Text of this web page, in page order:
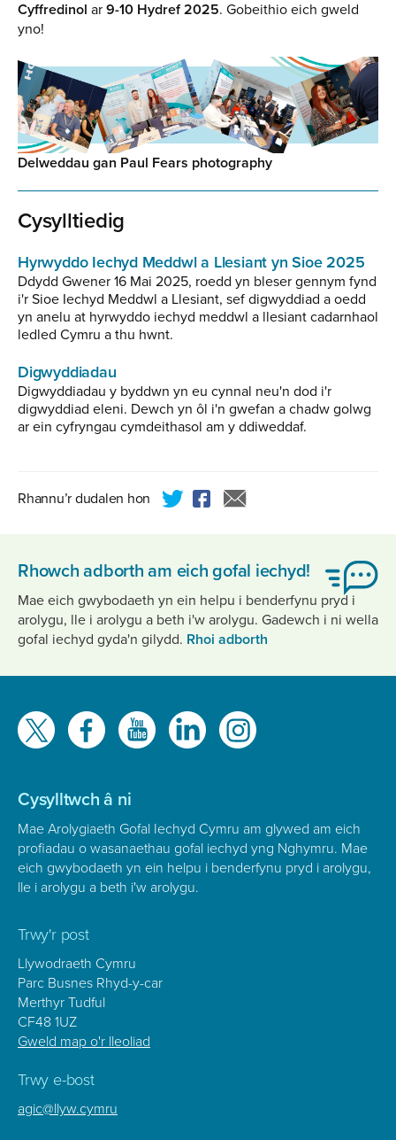
Cyffredinol ar 9-10 Hydref 2025. Gobeithio eich gweld
yno!
Delweddau gan Paul Fears photography
Cysylltiedig
Hyrwyddo Iechyd Meddwl a Llesiant yn Sioe 2025
Ddydd Gwener 16 Mai 2025, roedd yn bleser gennym fynd
i'r Sioe Iechyd Meddwl a Llesiant, sef digwyddiad a oedd
yn anelu at hyrwyddo iechyd meddwl a llesiant cadarnhaol
ledled Cymru a thu hwnt.
Digwyddiadau
Digwyddiadau y byddwn yn eu cynnal neu'n dod i'r
digwyddiad eleni. Dewch yn ôl i'n gwefan a chadw golwg
ar ein cyfryngau cymdeithasol am y ddiweddaf.
Rhannu’r dudalen hon
Rhowch adborth am eich gofal iechyd!
Mae eich gwybodaeth yn ein helpu i benderfynu pryd i
arolygu, lle i arolygu a beth i'w arolygu. Gadewch i ni wella
gofal iechyd gyda'n gilydd. Rhoi adborth
Gwelwch
ni
Cysylltwch â ni
Mae Arolygiaeth Gofal Iechyd Cymru am glywed am eich
profiadau o wasanaethau gofal iechyd yng Nghymru. Mae
eich gwybodaeth yn ein helpu i benderfynu pryd i arolygu,
lle i arolygu a beth i'w arolygu.
Trwy'r post
Llywodraeth Cymru
Parc Busnes Rhyd-y-car
Merthyr Tudful
CF48 1UZ
Gweld map o'r lleoliad
Trwy e-bost
agic@llyw.cymru